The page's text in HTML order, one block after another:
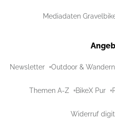
Mediadaten
Newsletter Outdoor & Wandern
Themen A-Z BikeX Pur
Widerruf